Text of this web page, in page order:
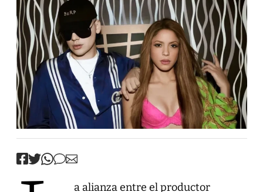
a alianza entre el productor